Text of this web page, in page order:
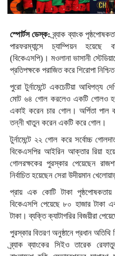
স্পোর্টস ডেস্ক:ব্র্যাক ব্যাংক
পারফরম্যান্সে চ্যাম্পিয়ন হয়েছে
(বিকেএসপি)। মওলানা ভাসানী
প্রতিপক্ষকে পরাজিত করে শিরোপা
পুরো টুর্নামেন্টে একচেটিয়া আধিপত্য
মোট ৬৪ গোল করলেও একটি গোলও
একাই করেন চার গোল। অর্পিতা পাল
তন্নী খাতুন করেন একটি করে গোল।
টুর্নামেন্টে ২২ গোল করে সর্বোচ্চ
বিকেএসপির আইরিন আক্তার রিয়া
গোলরক্ষকের পুরস্কার পেয়েছেন
নির্বাচিত হয়েছেন সেরা উদীয়মান
প্রায় এক কোটি টাকা পৃষ্ঠপোষকতায়
বিকেএসপি পেয়েছে ৮০ হাজার টাকা
টাকা। ব্যক্তি ক্যাটাগরির বিজয়ীরা
পুরস্কার বিতরণ অনুষ্ঠানে প্রধান অতিথি
ব্র্যাক ব্যাংকের সিইও তারেক